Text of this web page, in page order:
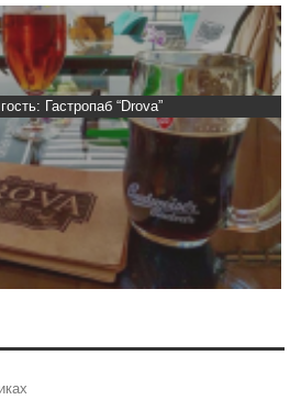
Гастропаб “Drova”